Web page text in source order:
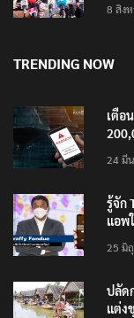
8 สิง
TRENDING NOW
เตือ
24 มี
รู้จัก
แอพ
25 มิ
ปลัด
แต่ง